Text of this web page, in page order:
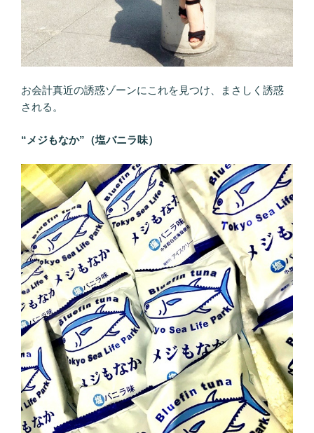
お会計真近の誘惑ゾーンにこれを見つけ、まさしく誘惑
される。
“メジもなか”（塩バニラ味）